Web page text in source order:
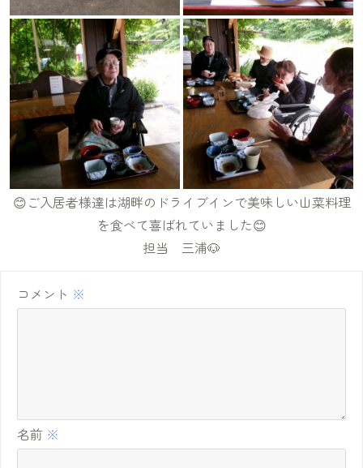
😊ご入居者様達は湖畔のドライブインで美味しい山菜料理
を食べて喜ばれていました😊
担当 三浦🐶
コメント ※
名前 ※